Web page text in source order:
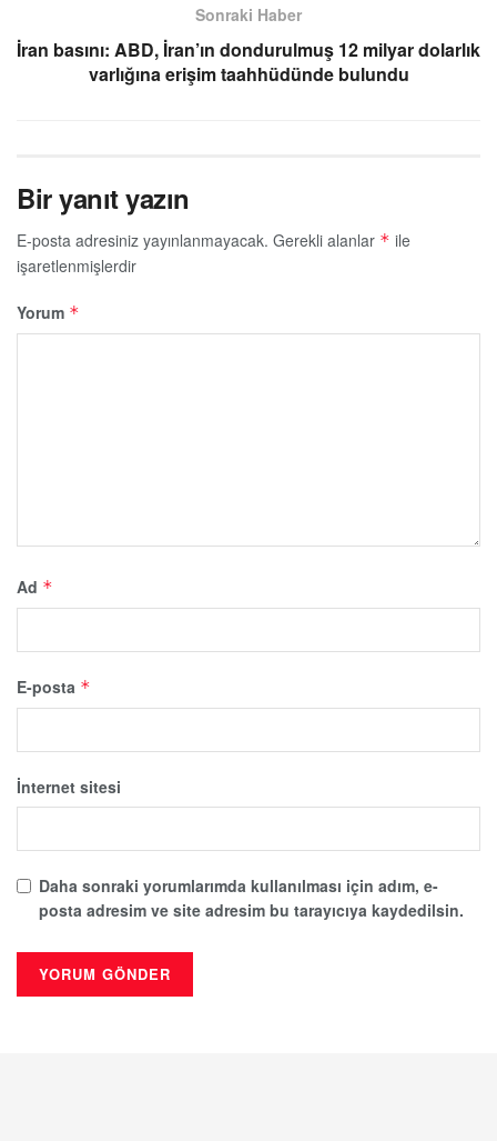
Sonraki Haber
İran basını: ABD, İran’ın dondurulmuş 12 milyar dolarlık
varlığına erişim taahhüdünde bulundu
Bir yanıt yazın
E-posta adresiniz yayınlanmayacak. Gerekli alanlar * ile
işaretlenmişlerdir
Yorum *
Ad *
E-posta *
İnternet sitesi
Daha sonraki yorumlarımda kullanılması için adım, e-
posta adresim ve site adresim bu tarayıcıya kaydedilsin.